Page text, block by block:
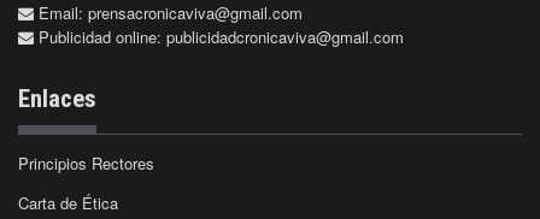
Email: prensacronicaviva@gmail.com
Publicidad online: publicidadcronicaviva@gmail.com
Enlaces
Principios Rectores
Carta de Ética